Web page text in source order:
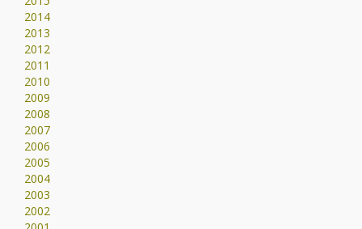
2014
2013
2012
2011
2010
2009
2008
2007
2006
2005
2004
2003
2002